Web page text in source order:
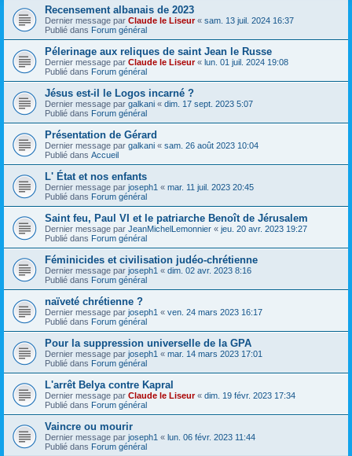
Recensement albanais de 2023
Dernier message par Claude le Liseur« sam. 13 juil. 2024 16:37
Publié dans Forum général
Pélerinage aux reliques de saint Jean le Russe
Dernier message par Claude le Liseur« lun. 01 juil. 2024 19:08
Publié dans Forum général
Jésus est-il le Logos incarné ?
Dernier message par galkani « dim. 17 sept. 2023 5:07
Publié dans Forum général
Présentation de Gérard
Dernier message par galkani « sam. 26 août 2023 10:04
Publié dans Accueil
L' État et nos enfants
Dernier message par joseph1 « mar. 11 juil. 2023 20:45
Publié dans Forum général
Saint feu, Paul VI et le patriarche Benoît de Jérusalem
Dernier message par JeanMichelLemonnier « jeu. 20 avr. 2023 19:27
Publié dans Forum général
Féminicides et civilisation judéo-chrétienne
Dernier message par joseph1 « dim. 02 avr. 2023 8:16
Publié dans Forum général
naïveté chrétienne ?
Dernier message par joseph1 « ven. 24 mars 2023 16:17
Publié dans Forum général
Pour la suppression universelle de la GPA
Dernier message par joseph1 « mar. 14 mars 2023 17:01
Publié dans Forum général
L'arrêt Belya contre Kapral
Dernier message par Claude le Liseur« dim. 19 févr. 2023 17:34
Publié dans Forum général
Vaincre ou mourir
Dernier message par joseph1 « lun. 06 févr. 2023 11:44
Publié dans Forum général